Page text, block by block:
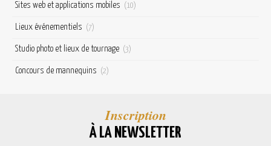
Sites web et applications mobiles (10)
Lieux événementiels (7)
Studio photo et lieux de tournage (3)
Concours de mannequins (2)
Inscription
À LA NEWSLETTER